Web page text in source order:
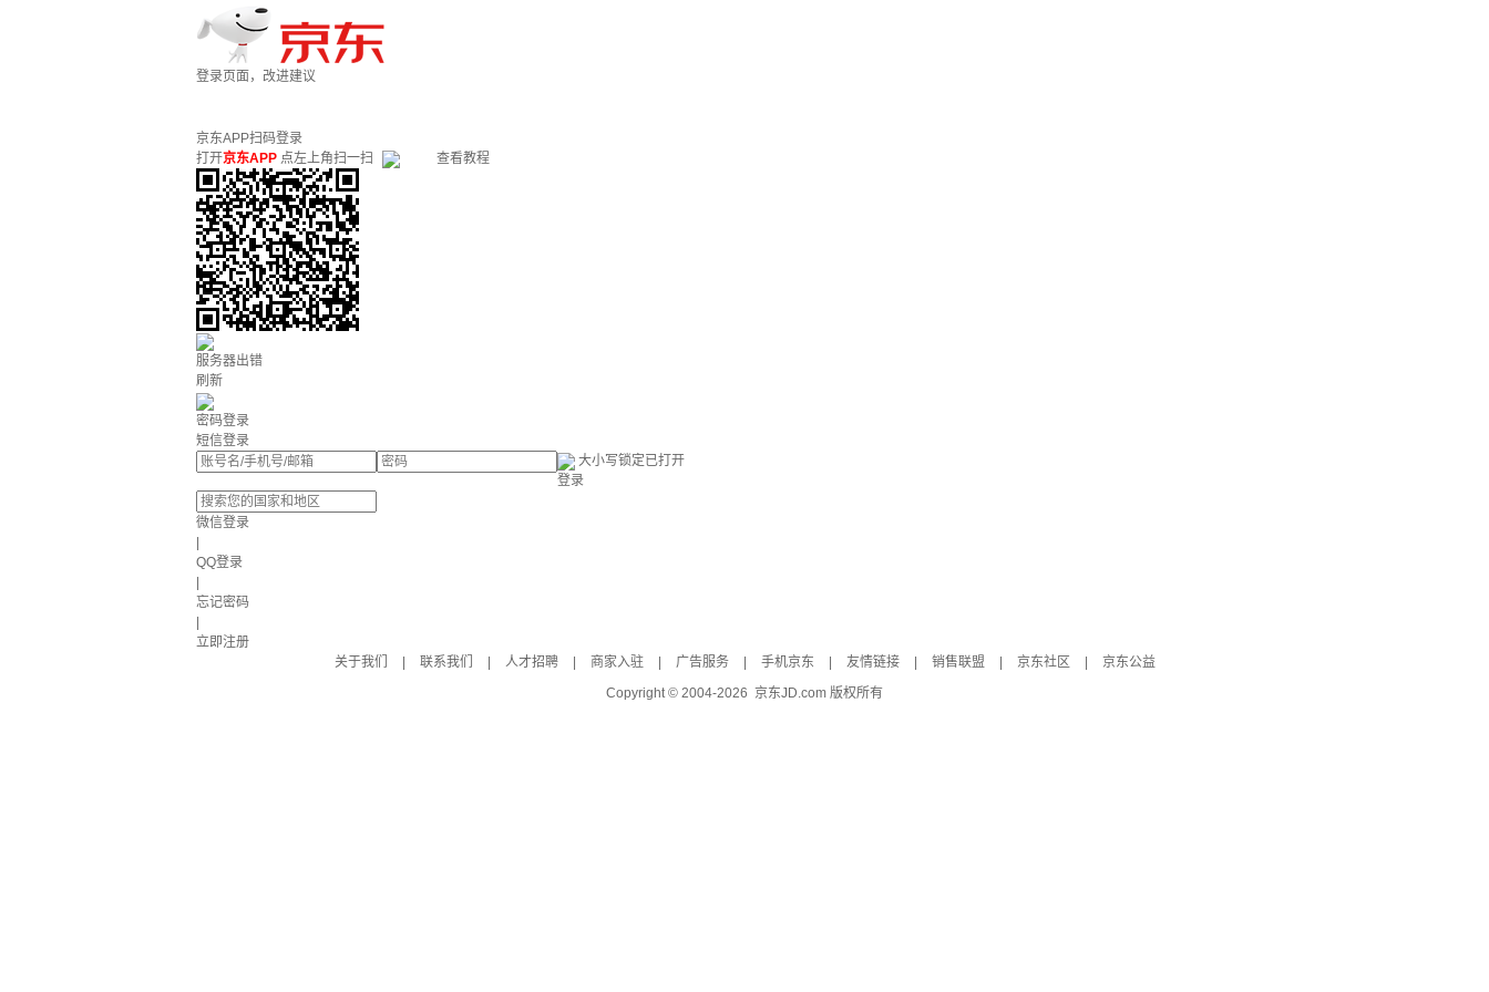
登录页面，改进建议
京东APP扫码登录
打开京东APP 点左上角扫一扫 查看教程
服务器出错
刷新
密码登录
短信登录
大小写锁定已打开
登录
微信登录
QQ登录
忘记密码
立即注册
关于我们
联系我们 人才招聘 商家入驻 广告服务 手机京东 友情链接 销售联盟 京东社区
京东公益
Copyright © 2004-2026 京东JD.com 版权所有